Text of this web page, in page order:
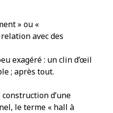
» ou «
avec des
exagéré : un clin d’œil
; après tout.
d’une
le terme « hall à